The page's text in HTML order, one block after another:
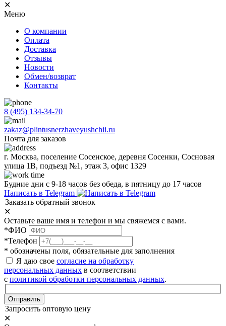
✕
Меню
О компании
Оплата
Доставка
Отзывы
Новости
Обмен/возврат
Контакты
8 (495) 134-34-70
zakaz@plintusnerzhaveyushchii.ru
Почта для заказов
г. Москва, поселение Сосенское, деревня Сосенки, Сосновая
улица 1В, подъезд №1, этаж 3, офис 1329
Будние дни с 9-18 часов без обеда, в пятницу до 17 часов
Написать в Telegram
Заказать обратный звонок
✕
Оставьте ваше имя и телефон и мы свяжемся с вами.
*ФИО
*Телефон
* обозначены поля, обязательные для заполнения
Я даю свое согласие на обработку
персональных данных в соответствии
с политикой обработки персональных данных.
Отправить
Запросить оптовую цену
✕